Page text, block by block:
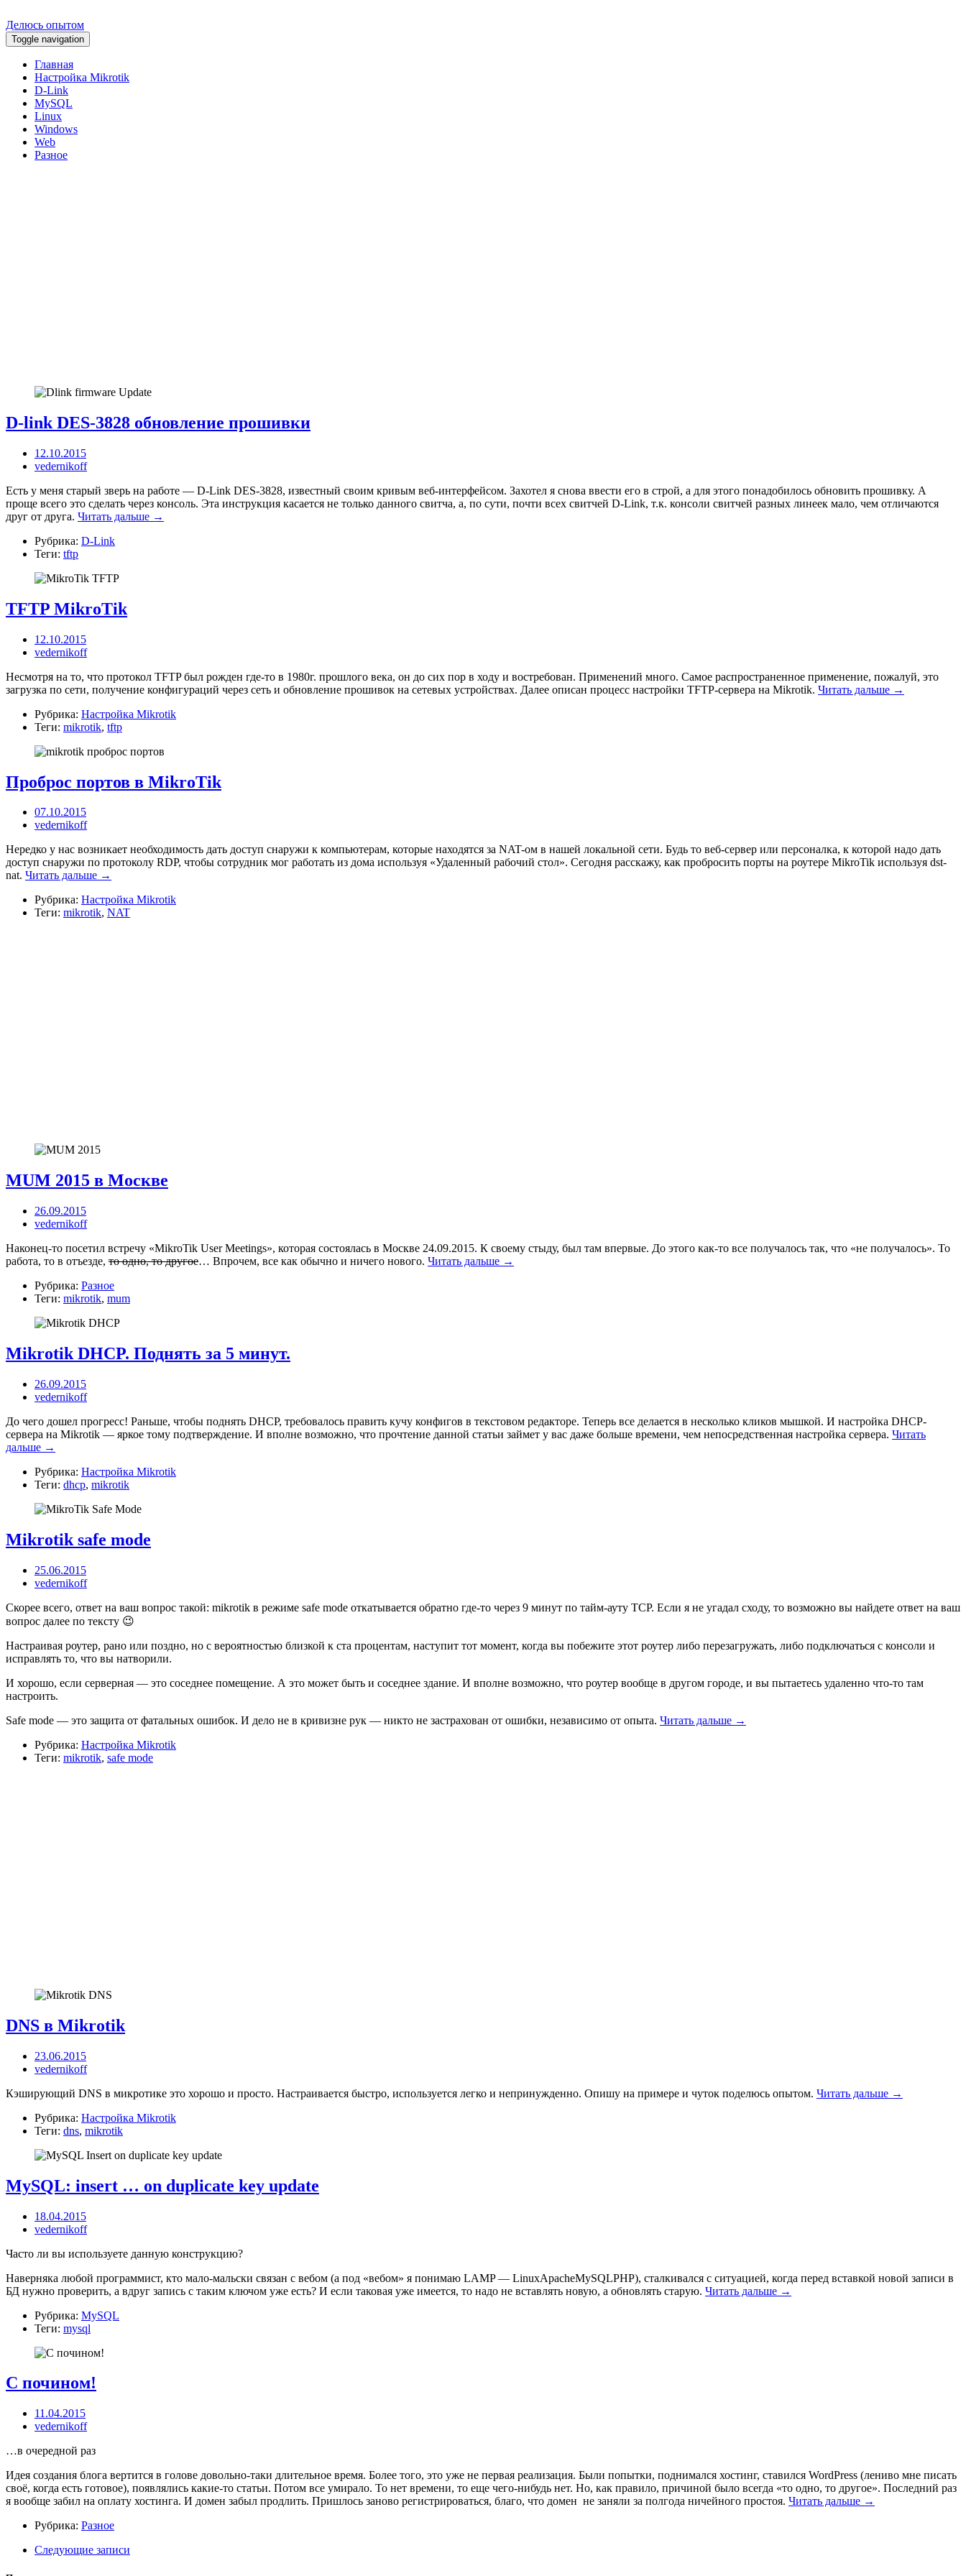
Делюсь опытом
Toggle navigation
Главная
Настройка Mikrotik
D-Link
MySQL
Linux
Windows
Web
Разное
D-link DES-3828 обновление прошивки
12.10.2015
vedernikoff
Есть у меня старый зверь на работе — D-Link DES-3828, известный своим кривым веб-интерфейсом. Захотел я снова ввести его в строй, а для этого понадобилось обновить прошивку. А
проще всего это сделать через консоль. Эта инструкция касается не только данного свитча, а, по сути, почти всех свитчей D-Link, т.к. консоли свитчей разных линеек мало, чем отличаются
друг от друга. Читать дальше →
Рубрика: D-Link
Теги: tftp
TFTP MikroTik
12.10.2015
vedernikoff
Несмотря на то, что протокол TFTP был рожден где-то в 1980г. прошлого века, он до сих пор в ходу и востребован. Применений много. Самое распространенное применение, пожалуй, это
загрузка по сети, получение конфигураций через сеть и обновление прошивок на сетевых устройствах. Далее описан процесс настройки TFTP-сервера на Mikrotik. Читать дальше →
Рубрика: Настройка Mikrotik
Теги: mikrotik, tftp
Проброс портов в MikroTik
07.10.2015
vedernikoff
Нередко у нас возникает необходимость дать доступ снаружи к компьютерам, которые находятся за NAT-ом в нашей локальной сети. Будь то веб-сервер или персоналка, к которой надо дать
доступ снаружи по протоколу RDP, чтобы сотрудник мог работать из дома используя «Удаленный рабочий стол». Сегодня расскажу, как пробросить порты на роутере MikroTik используя dst-
nat. Читать дальше →
Рубрика: Настройка Mikrotik
Теги: mikrotik, NAT
MUM 2015 в Москве
26.09.2015
vedernikoff
Наконец-то посетил встречу «MikroTik User Meetings», которая состоялась в Москве 24.09.2015. К своему стыду, был там впервые. До этого как-то все получалось так, что «не получалось». То
работа, то в отъезде, то одно, то другое… Впрочем, все как обычно и ничего нового. Читать дальше →
Рубрика: Разное
Теги: mikrotik, mum
Mikrotik DHCP. Поднять за 5 минут.
26.09.2015
vedernikoff
До чего дошел прогресс! Раньше, чтобы поднять DHCP, требовалось править кучу конфигов в текстовом редакторе. Теперь все делается в несколько кликов мышкой. И настройка DHCP-
сервера на Mikrotik — яркое тому подтверждение. И вполне возможно, что прочтение данной статьи займет у вас даже больше времени, чем непосредственная настройка сервера. Читать
дальше →
Рубрика: Настройка Mikrotik
Теги: dhcp, mikrotik
Mikrotik safe mode
25.06.2015
vedernikoff
Скорее всего, ответ на ваш вопрос такой: mikrotik в режиме safe mode откатывается обратно где-то через 9 минут по тайм-ауту TCP. Если я не угадал сходу, то возможно вы найдете ответ на ваш
вопрос далее по тексту 😉
Настраивая роутер, рано или поздно, но с вероятностью близкой к ста процентам, наступит тот момент, когда вы побежите этот роутер либо перезагружать, либо подключаться с консоли и
исправлять то, что вы натворили.
И хорошо, если серверная — это соседнее помещение. А это может быть и соседнее здание. И вполне возможно, что роутер вообще в другом городе, и вы пытаетесь удаленно что-то там
настроить.
Safe mode — это защита от фатальных ошибок. И дело не в кривизне рук — никто не застрахован от ошибки, независимо от опыта. Читать дальше →
Рубрика: Настройка Mikrotik
Теги: mikrotik, safe mode
DNS в Mikrotik
23.06.2015
vedernikoff
Кэширующий DNS в микротике это хорошо и просто. Настраивается быстро, используется легко и непринужденно. Опишу на примере и чуток поделюсь опытом. Читать дальше →
Рубрика: Настройка Mikrotik
Теги: dns, mikrotik
MySQL: insert … on duplicate key update
18.04.2015
vedernikoff
Часто ли вы используете данную конструкцию?
Наверняка любой программист, кто мало-мальски связан с вебом (а под «вебом» я понимаю LAMP — LinuxApacheMySQLPHP), сталкивался c ситуацией, когда перед вставкой новой записи в
БД нужно проверить, а вдруг запись с таким ключом уже есть? И если таковая уже имеется, то надо не вставлять новую, а обновлять старую. Читать дальше →
Рубрика: MySQL
Теги: mysql
С почином!
11.04.2015
vedernikoff
…в очередной раз
Идея создания блога вертится в голове довольно-таки длительное время. Более того, это уже не первая реализация. Были попытки, поднимался хостинг, ставился WordPress (лениво мне писать
своё, когда есть готовое), появлялись какие-то статьи. Потом все умирало. То нет времени, то еще чего-нибудь нет. Но, как правило, причиной было всегда «то одно, то другое». Последний раз
я вообще забил на оплату хостинга. И домен забыл продлить. Пришлось заново регистрироваться, благо, что домен не заняли за полгода ничейного простоя. Читать дальше →
Рубрика: Разное
Следующие записи